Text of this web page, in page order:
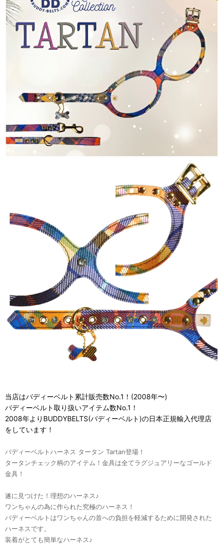
当店はバディーベルト累計販売数No.1！(2008年〜)
バディーベルト取り扱いアイテム数No.1！
2008年よりBUDDYBELTS(バディーベルト)の日本正規輸入代理店
をしています！
バディーベルトハーネス タータン Tartan登場！
タータンチェック柄のアイテム！金具は全てラグジュアリーなゴールド
金具！
遂に見つけた！理想のハーネス♪
ワンちゃんの為に作られた究極のハーネス！
バディーベルトはワンちゃんの首への負担を軽減するために開発された
ハーネスです。
装着がとても簡単なハーネス♪